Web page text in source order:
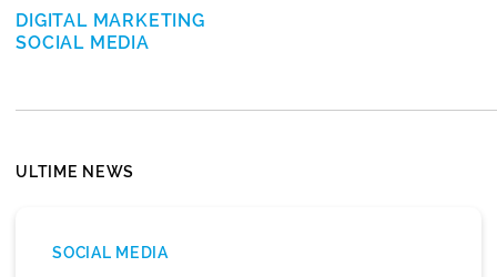
DIGITAL MARKETING
SOCIAL MEDIA
ULTIME NEWS
SOCIAL MEDIA